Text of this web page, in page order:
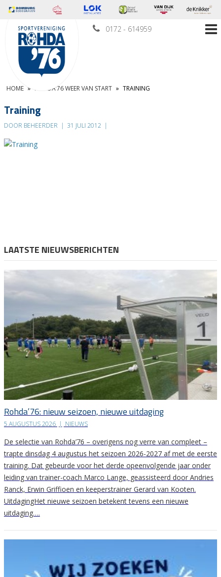
0172 - 614959
HOME » ROHDA’76 WEER VAN START » TRAINING
Training
DOOR BEHEERDER | 31 JULI 2012 |
LAATSTE NIEUWSBERICHTEN
Rohda’76: nieuw seizoen, nieuwe uitdaging
5 AUGUSTUS 2026 | NIEUWS
De selectie van Rohda’76 – overigens nog verre van compleet –
trapte dinsdag 4 augustus het seizoen 2026-2027 af met de eerste
training. Dat gebeurde voor het derde opeenvolgende jaar onder
leiding van trainer-coach Marco Lange, geassisteerd door Andries
Ranck, Erwin Griffioen en keeperstrainer Gerard van Kooten.
UitdagingHet nieuwe seizoen betekent tevens een nieuwe
uitdaging….